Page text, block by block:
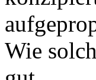
Wie